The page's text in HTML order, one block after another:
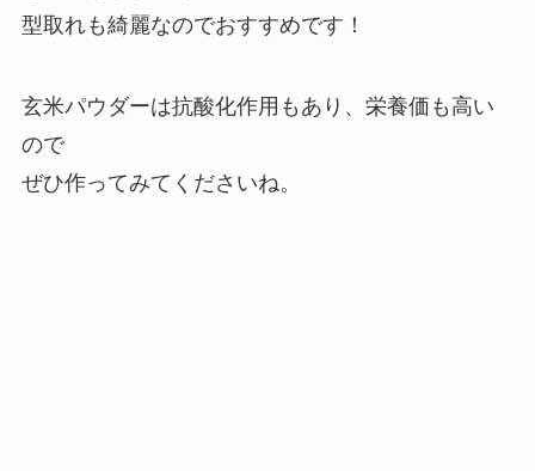
型取れも綺麗なのでおすすめです！
玄米パウダーは抗酸化作用もあり、栄養価も高い
ので
ぜひ作ってみてくださいね。